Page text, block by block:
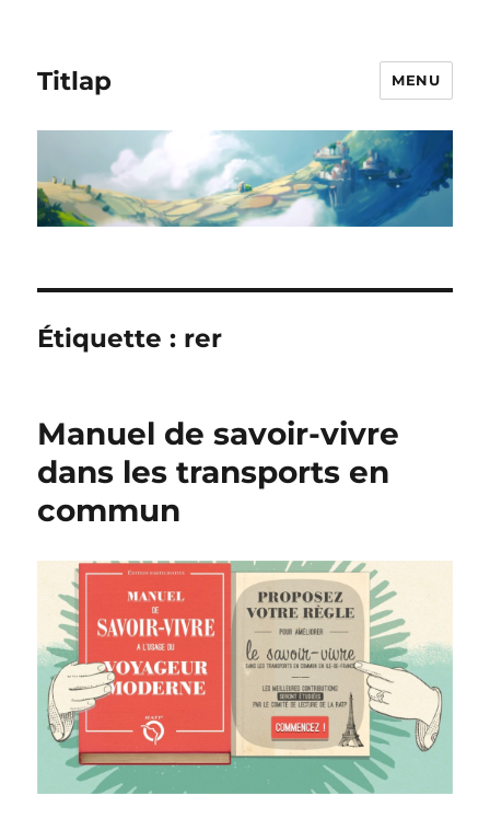
Titlap MENU
Étiquette : rer
Manuel de savoir-vivre
dans les transports en
commun